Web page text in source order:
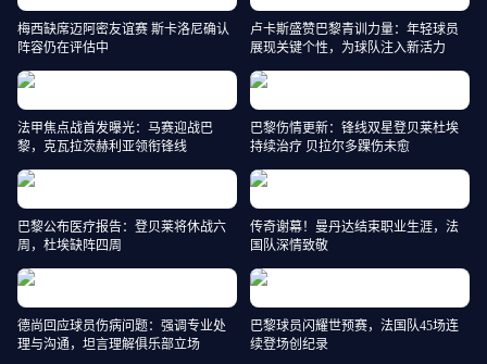
梅西缺席迈阿密友谊赛 斯卡洛尼确认
阵容仍在评估中
卢卡斯盛赞巴黎青训力量：年轻球员
展现关键个性，为球队注入新活力
法甲焦点战首发曝光：马赛迎战巴
黎，克瓦拉茨赫利亚领衔锋线
巴黎伤情更新：锋线双星登贝莱杜埃
持续治疗 贝拉尔多踝伤未愈
巴黎公布医疗报告：登贝莱将休战六
周，杜埃缺阵四周
传奇谢幕！曼丹达结束职业生涯，法
国队深情致敬
德尚回应球员伤病问题：强调专业处
理与沟通，坦言理解俱乐部立场
巴黎球员闪耀世预赛，法国队45场连
续登场创纪录